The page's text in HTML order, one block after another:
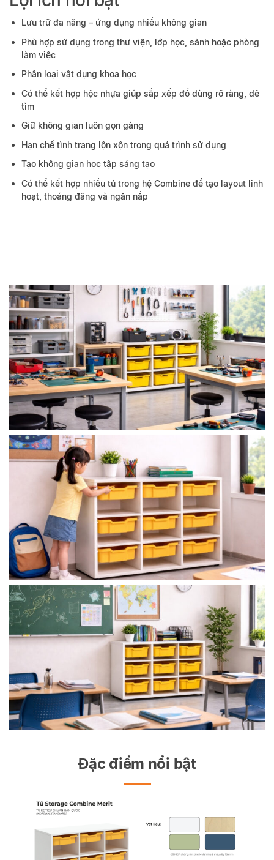
Lưu trữ đa năng – ứng dụng nhiều không gian
Phù hợp sử dụng trong thư viện, lớp học, sảnh hoặc phòng
làm việc
Phân loại vật dụng khoa học
Có thể kết hợp hộc nhựa giúp sắp xếp đồ dùng rõ ràng, dễ
tìm
Giữ không gian luôn gọn gàng
Hạn chế tình trạng lộn xộn trong quá trình sử dụng
Tạo không gian học tập sáng tạo
Có thể kết hợp nhiều tủ trong hệ Combine để tạo layout linh
hoạt, thoáng đãng và ngăn nắp
Đặc điểm nổi bật